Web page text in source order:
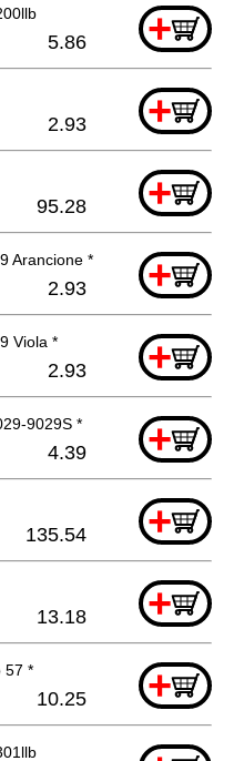
+
5.86
+
2.93
+
95.28
Arancione * +
2.93
Viola * +
2.93
9029S * +
4.39
+
135.54
+
13.18
57 * +
10.25